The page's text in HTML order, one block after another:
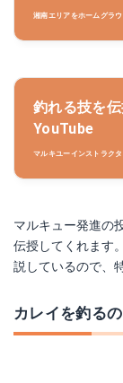
湘南エリアをホームグラ
釣れる技を
YouTube
マルキユーインストラク
マルキュー発進の
伝授してくれます
説しているので、
カレイを釣る